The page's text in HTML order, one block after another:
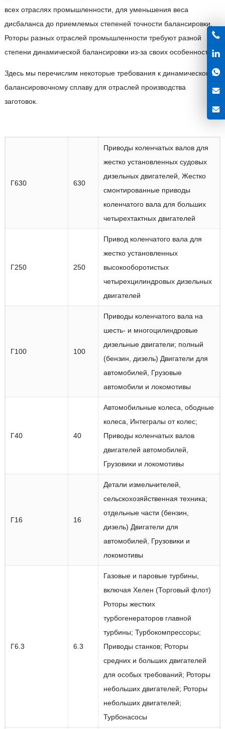
всех отраслях промышленности, для уменьшения веса
дисбаланса до приемлемых степеней точности балансировки.
Роторы разных отраслей промышленности требуют разной
степени динамической балансировки из-за своих особенностей.
Здесь мы перечислим некоторые требования к динамическому
балансировочному сплаву для отраслей производства
заготовок.
Г630 630
Приводы коленчатых валов для
жестко установленных судовых
дизельных двигателей, Жестко
смонтированные приводы
коленчатого вала для больших
четырехтактных двигателей
Г250 250
Привод коленчатого вала для
жестко установленных
высокооборотистых
четырехцилиндровых дизельных
двигателей
Г100 100
Приводы коленчатого вала на
шесть- и многоцилиндровые
дизельные двигатели; полный
(бензин, дизель) Двигатели для
автомобилей, Грузовые
автомобили и локомотивы
Г40 40
Автомобильные колеса, ободные
колеса, Интегралы от колес;
Приводы коленчатых валов
двигателей автомобилей,
Грузовики и локомотивы
Г16 16
Детали измельчителей,
сельскохозяйственная техника;
отдельные части (бензин,
дизель) Двигатели для
автомобилей, Грузовики и
локомотивы
Г6.3 6.3
Газовые и паровые турбины,
включая Хелен (Торговый флот)
Роторы жестких
турбогенераторов главной
турбины; Турбокомпрессоры;
Приводы станков; Роторы
средних и больших двигателей
для особых требований; Роторы
небольших двигателей; Роторы
небольших двигателей;
Турбонасосы